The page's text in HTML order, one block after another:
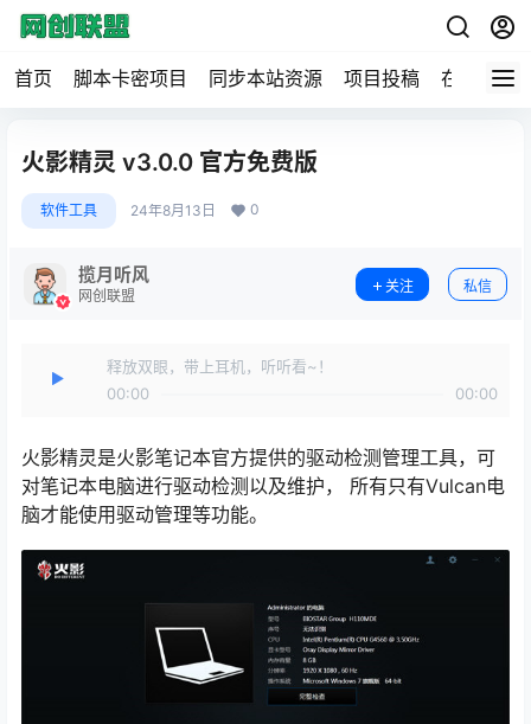
首页 脚本卡密项目 同步本站资源 项目投稿 在线工具
火影精灵 v3.0.0 官方免费版
软件工具 24年8月13日 0
揽月听风
网创联盟
关注 私信
释放双眼，带上耳机，听听看~！
00:00
00:00
火影精灵是火影笔记本官方提供的驱动检测管理工具，可
对笔记本电脑进行驱动检测以及维护， 所有只有Vulcan电
脑才能使用驱动管理等功能。